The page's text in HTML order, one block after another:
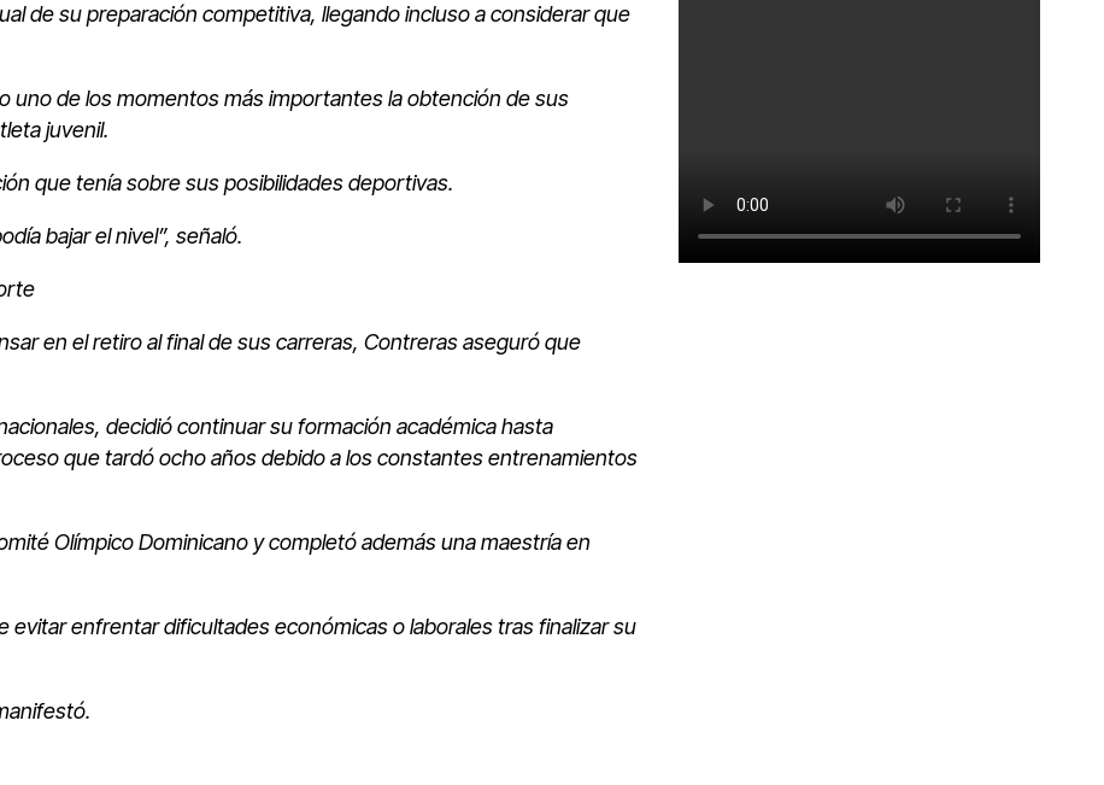
de su preparación competitiva, llegando incluso a considerar que
de los momentos más importantes la obtención de sus
juvenil.
que tenía sobre sus posibilidades deportivas.
bajar el nivel”, señaló.
en el retiro al final de sus carreras, Contreras aseguró que
decidió continuar su formación académica hasta
que tardó ocho años debido a los constantes entrenamientos
Olímpico Dominicano y completó además una maestría en
enfrentar dificultades económicas o laborales tras finalizar su